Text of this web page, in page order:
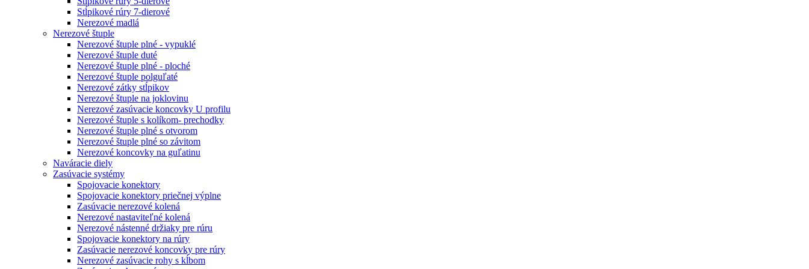
Stĺpikové rúry 7-dierové
Nerezové madlá
Nerezové štuple
Nerezové štuple plné - vypuklé
Nerezové štuple duté
Nerezové štuple plné - ploché
Nerezové štuple polguľaté
Nerezové zátky stĺpikov
Nerezové štuple na joklovinu
Nerezové zasúvacie koncovky U profilu
Nerezové štuple s kolíkom- prechodky
Nerezové štuple plné s otvorom
Nerezové štuple plné so závitom
Nerezové koncovky na guľatinu
Naváracie diely
Zasúvacie systémy
Spojovacie konektory
Spojovacie konektory priečnej výplne
Zasúvacie nerezové kolená
Nerezové nastaviteľné kolená
Nerezové nástenné držiaky pre rúru
Spojovacie konektory na rúry
Zasúvacie nerezové koncovky pre rúry
Nerezové zasúvacie rohy s kĺbom